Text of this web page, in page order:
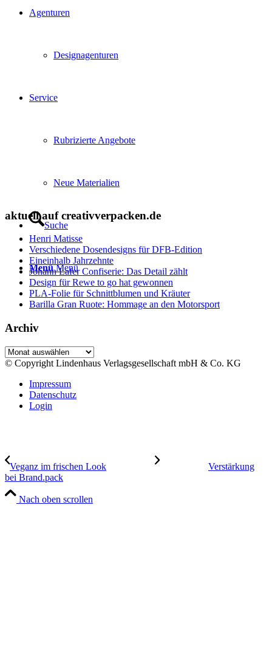
Agenturen
Designagenturen
Service
Rubrizierte Angebote
Neue Materialien
Suche
Menü Menü
aktuell auf creativverpacken.de
Henri Matisse
Verschiedene Dosendesigns für DFB-Edition
Eineinhalb Jahrzehnte
Johann Lafer Confiserie: Das Detail zählt
Design für Rewe to go hat gewonnen
PLA-Folie für Schnittblumen und Kräuter
Barilla Gran Ruote: Hommage an den Motorsport
Archiv
Archiv
© Copyright Lindenhaus Verlagsgesellschaft mbH & Co. KG
Impressum
Datenschutz
Login
Veganz im frischen Look
Verstärkung
bei Brand.pack
Nach oben scrollen